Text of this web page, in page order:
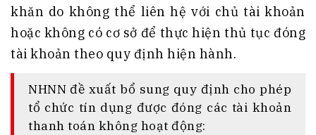
khăn do không thể liên hệ với chủ tài khoản
hoặc không có cơ sở để thực hiện thủ tục đóng
tài khoản theo quy định hiện hành.
NHNN đề xuất bổ sung quy định cho phép
tổ chức tín dụng được đóng các tài khoản
thanh toán không hoạt động: